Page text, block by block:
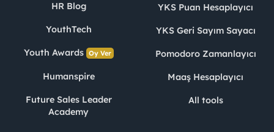
HR Blog
YouthTech
Youth Awards Oy Ver
Humanspire
Future Sales Leader
Academy
YKS Puan Hesaplayıcı
YKS Geri Sayım Sayacı
Pomodoro Zamanlayıcı
Maaş Hesaplayıcı
All tools